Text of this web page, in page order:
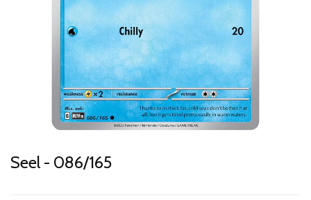
Seel - 086/165